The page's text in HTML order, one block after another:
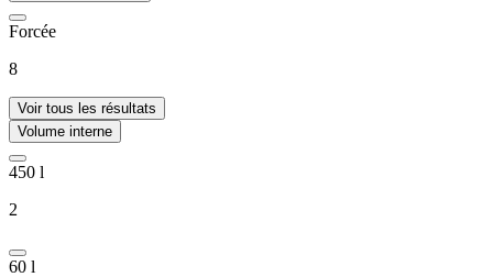
Forcée
8
Voir tous les résultats
Volume interne
450 l
2
60 l